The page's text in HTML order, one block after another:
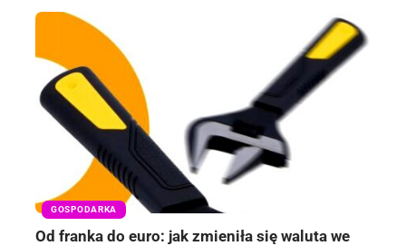
GOSPODARKA
Od franka do euro: jak zmieniła się waluta we